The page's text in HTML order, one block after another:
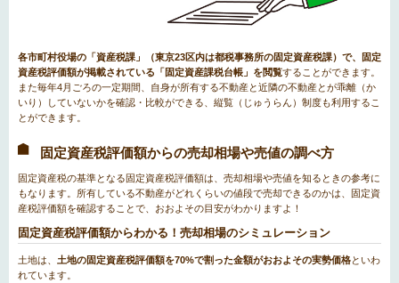
各市町村役場の「資産税課」（東京23区内は都税事務所の固定資産税課）で、固定
資産税評価額が掲載されている「固定資産課税台帳」を閲覧することができます。
また毎年4月ごろの一定期間、自身が所有する不動産と近隣の不動産とが乖離（か
いり）していないかを確認・比較ができる、縦覧（じゅうらん）制度も利用するこ
とができます。
固定資産税評価額からの売却相場や売値の調べ方
固定資産税の基準となる固定資産税評価額は、売却相場や売値を知るときの参考に
もなります。所有している不動産がどれくらいの値段で売却できるのかは、固定資
産税評価額を確認することで、おおよその目安がわかりますよ！
固定資産税評価額からわかる！売却相場のシミュレーション
土地は、 土地の固定資産税評価額を70%で割った金額がおおよその実勢価格といわ
れています。